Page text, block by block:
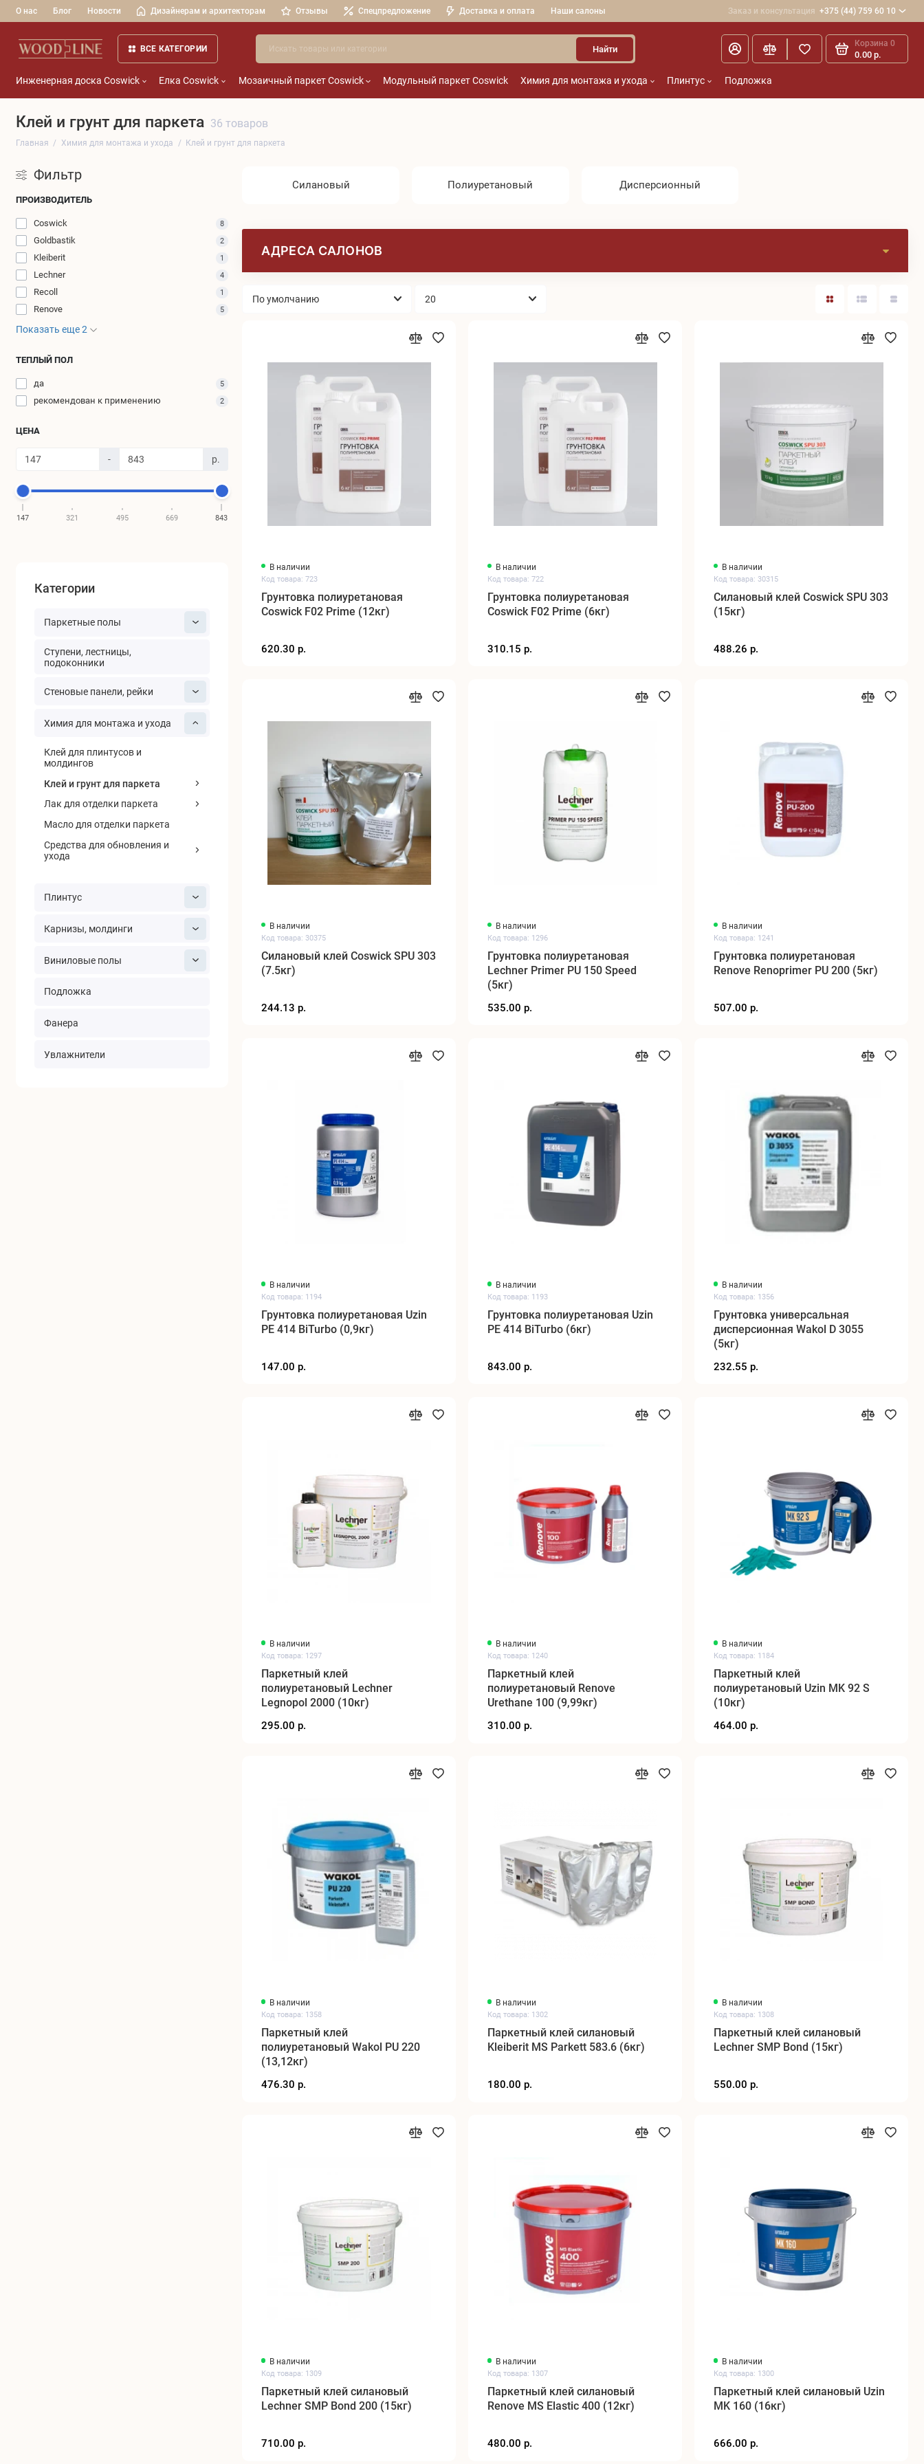
О нас Блог Новости Дизайнерам и архитекторам Отзывы Спецпредложение Доставка и оплата Наши салоны Заказ и консультация +375 (44) 759 60 10
ВСЕ КАТЕГОРИИ Найти
Корзина 0
0.00 р.
Инженерная доска Coswick Елка Coswick Мозаичный паркет Coswick Модульный паркет Coswick Химия для монтажа и ухода Плинтус Подложка
Клей и грунт для паркета 36 товаров
Главная Химия для монтажа и ухода Клей и грунт для паркета
Фильтр
ПРОИЗВОДИТЕЛЬ
Coswick 8
Goldbastik 2
Kleiberit 1
Lechner 4
Recoll 1
Renove 5
Показать еще 2
ТЕПЛЫЙ ПОЛ
да 5
рекомендован к применению 2
ЦЕНА
- р.
147 321 495 669 843
Категории
Паркетные полы
Ступени, лестницы,
подоконники
Cтеновые панели, рейки
Химия для монтажа и ухода
Клей для плинтусов и
молдингов
Клей и грунт для паркета
Лак для отделки паркета
Масло для отделки паркета
Средства для обновления и
ухода
Плинтус
Карнизы, молдинги
Виниловые полы
Подложка
Фанера
Увлажнители
Силановый Полиуретановый Дисперсионный
АДРЕСА САЛОНОВ
В наличии
Код товара: 723
Грунтовка полиуретановая
Coswick F02 Prime (12кг)
620.30 р.
В наличии
Код товара: 722
Грунтовка полиуретановая
Coswick F02 Prime (6кг)
310.15 р.
В наличии
Код товара: 30315
Силановый клей Coswick SPU 303
(15кг)
488.26 р.
В наличии
Код товара: 30375
Силановый клей Coswick SPU 303
(7.5кг)
244.13 р.
В наличии
Код товара: 1296
Грунтовка полиуретановая
Lechner Primer PU 150 Speed
(5кг)
535.00 р.
В наличии
Код товара: 1241
Грунтовка полиуретановая
Renove Renoprimer PU 200 (5кг)
507.00 р.
В наличии
Код товара: 1194
Грунтовка полиуретановая Uzin
PE 414 BiTurbo (0,9кг)
147.00 р.
В наличии
Код товара: 1193
Грунтовка полиуретановая Uzin
PE 414 BiTurbo (6кг)
843.00 р.
В наличии
Код товара: 1356
Грунтовка универсальная
дисперсионная Wakol D 3055
(5кг)
232.55 р.
В наличии
Код товара: 1297
Паркетный клей
полиуретановый Lechner
Legnopol 2000 (10кг)
295.00 р.
В наличии
Код товара: 1240
Паркетный клей
полиуретановый Renove
Urethane 100 (9,99кг)
310.00 р.
В наличии
Код товара: 1184
Паркетный клей
полиуретановый Uzin MK 92 S
(10кг)
464.00 р.
В наличии
Код товара: 1358
Паркетный клей
полиуретановый Wakol PU 220
(13,12кг)
476.30 р.
В наличии
Код товара: 1302
Паркетный клей силановый
Kleiberit MS Parkett 583.6 (6кг)
180.00 р.
В наличии
Код товара: 1308
Паркетный клей силановый
Lechner SMP Bond (15кг)
550.00 р.
В наличии
Код товара: 1309
Паркетный клей силановый
Lechner SMP Bond 200 (15кг)
710.00 р.
В наличии
Код товара: 1307
Паркетный клей силановый
Renove MS Elastic 400 (12кг)
480.00 р.
В наличии
Код товара: 1300
Паркетный клей силановый Uzin
MK 160 (16кг)
666.00 р.